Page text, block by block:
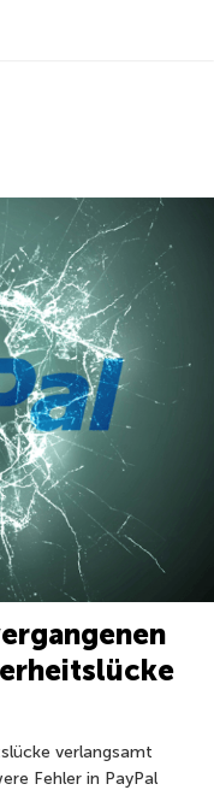
von Kaspersky
verlangsamt
Fehler in PayPal